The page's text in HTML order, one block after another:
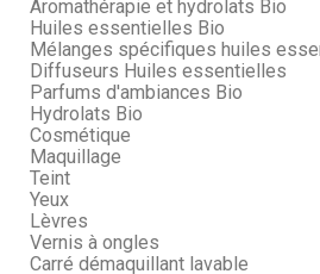
Aromathérapie et hydrolats Bio
Huiles essentielles Bio
Mélanges spécifiques huiles
Diffuseurs Huiles essentielles
Parfums d'ambiances Bio
Hydrolats Bio
Cosmétique
Maquillage
Teint
Yeux
Lèvres
Vernis à ongles
Carré démaquillant lavable